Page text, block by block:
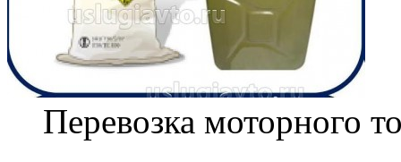
Перевозка моторного